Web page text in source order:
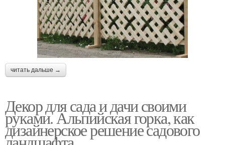
читать дальше →
Декор для сада и дачи своими
руками. Альпийская горка, как
дизайнерское решение садового